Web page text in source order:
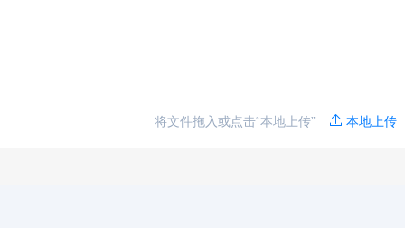
将文件拖入或点击“本地上传” 本地上传